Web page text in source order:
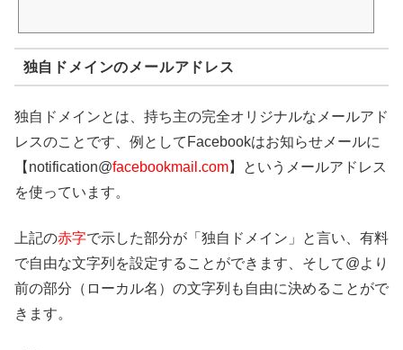
独自ドメインのメールアドレス
独自ドメインとは、持ち主の完全オリジナルなメールアド
レスのことです、例としてFacebookはお知らせメールに
【notification@facebookmail.com】というメールアドレス
を使っています。
上記の赤字で示した部分が「独自ドメイン」と言い、有料
で自由な文字列を設定することができます、そして@より
前の部分（ローカル名）の文字列も自由に決めることがで
きます。